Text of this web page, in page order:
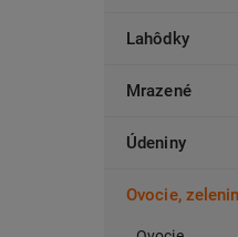
Lahôdky
Mrazené
Údeniny
Ovocie,